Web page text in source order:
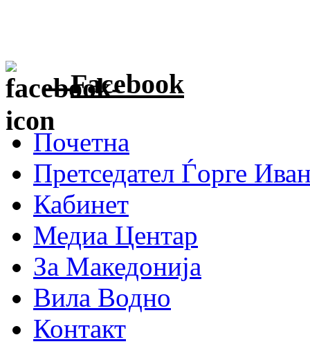
Facebook
Почетна
Претседател Ѓорге
Кабинет
Медиа Центар
За Македонија
Вила Водно
Контакт